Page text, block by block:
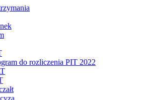
do rozliczenia PIT 2022